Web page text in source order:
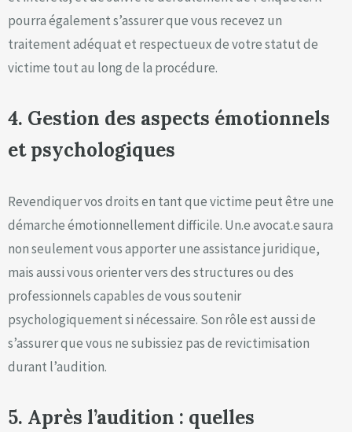
pourra également s’assurer que vous recevez un
traitement adéquat et respectueux de votre statut de
victime tout au long de la procédure.
4. Gestion des aspects émotionnels
et psychologiques
Revendiquer vos droits en tant que victime peut être une
démarche émotionnellement difficile. Un.e avocat.e saura
non seulement vous apporter une assistance juridique,
mais aussi vous orienter vers des structures ou des
professionnels capables de vous soutenir
psychologiquement si nécessaire. Son rôle est aussi de
s’assurer que vous ne subissiez pas de revictimisation
durant l’audition.
5. Après l’audition : quelles